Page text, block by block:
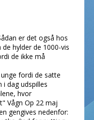
er det også hos
hylder de 1000-vis
de ikke må
fordi de satte
dag udspilles
hvor
Vågn Op 22 maj
gengives nedenfor: